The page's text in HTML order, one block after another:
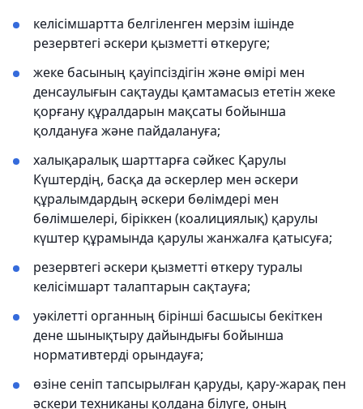
келісімшартта белгіленген мерзім ішінде
резервтегі әскери қызметті өткеруге;
жеке басының қауіпсіздігін және өмірі мен
денсаулығын сақтауды қамтамасыз ететін жеке
қорғану құралдарын мақсаты бойынша
қолдануға және пайдалануға;
халықаралық шарттарға сәйкес Қарулы
Күштердің, басқа да əскерлер мен əскери
құралымдардың әскери бөлімдері мен
бөлімшелері, біріккен (коалициялық) қарулы
күштер құрамында қарулы жанжалға қатысуға;
резервтегі әскери қызметті өткеру туралы
келісімшарт талаптарын сақтауға;
уәкілетті органның бірінші басшысы бекіткен
дене шынықтыру дайындығы бойынша
нормативтерді орындауға;
өзіне сеніп тапсырылған қаруды, қару-жарақ пен
әскери техниканы қолдана білуге, оның